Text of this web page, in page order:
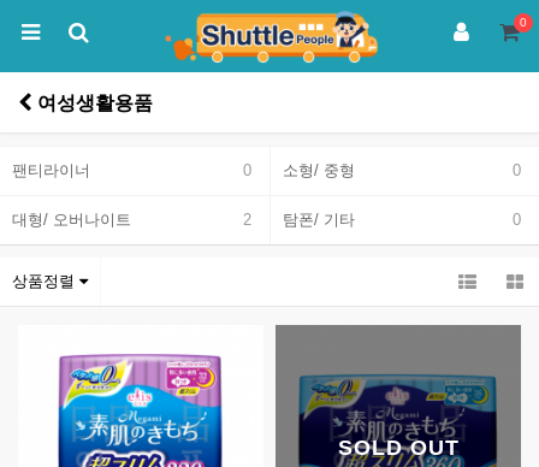
0
여성생활용품
팬티라이너 0 소형/ 중형 0
대형/ 오버나이트 2 탐폰/ 기타 0
상품정렬
SOLD OUT